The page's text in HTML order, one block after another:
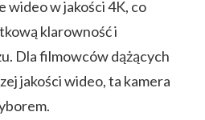
wideo w jakości 4K, co
klarowność i
Dla filmowców dążących
jakości wideo, ta kamera